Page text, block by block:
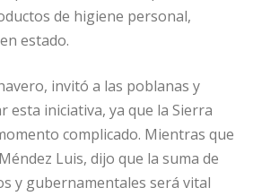
de higiene personal,
estado.
invitó a las poblanas y
esta iniciativa, ya que la Sierra
complicado. Mientras que
Luis, dijo que la suma de
y gubernamentales será vital